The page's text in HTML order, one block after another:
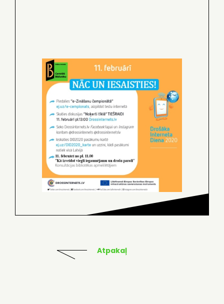
Atpakaļ